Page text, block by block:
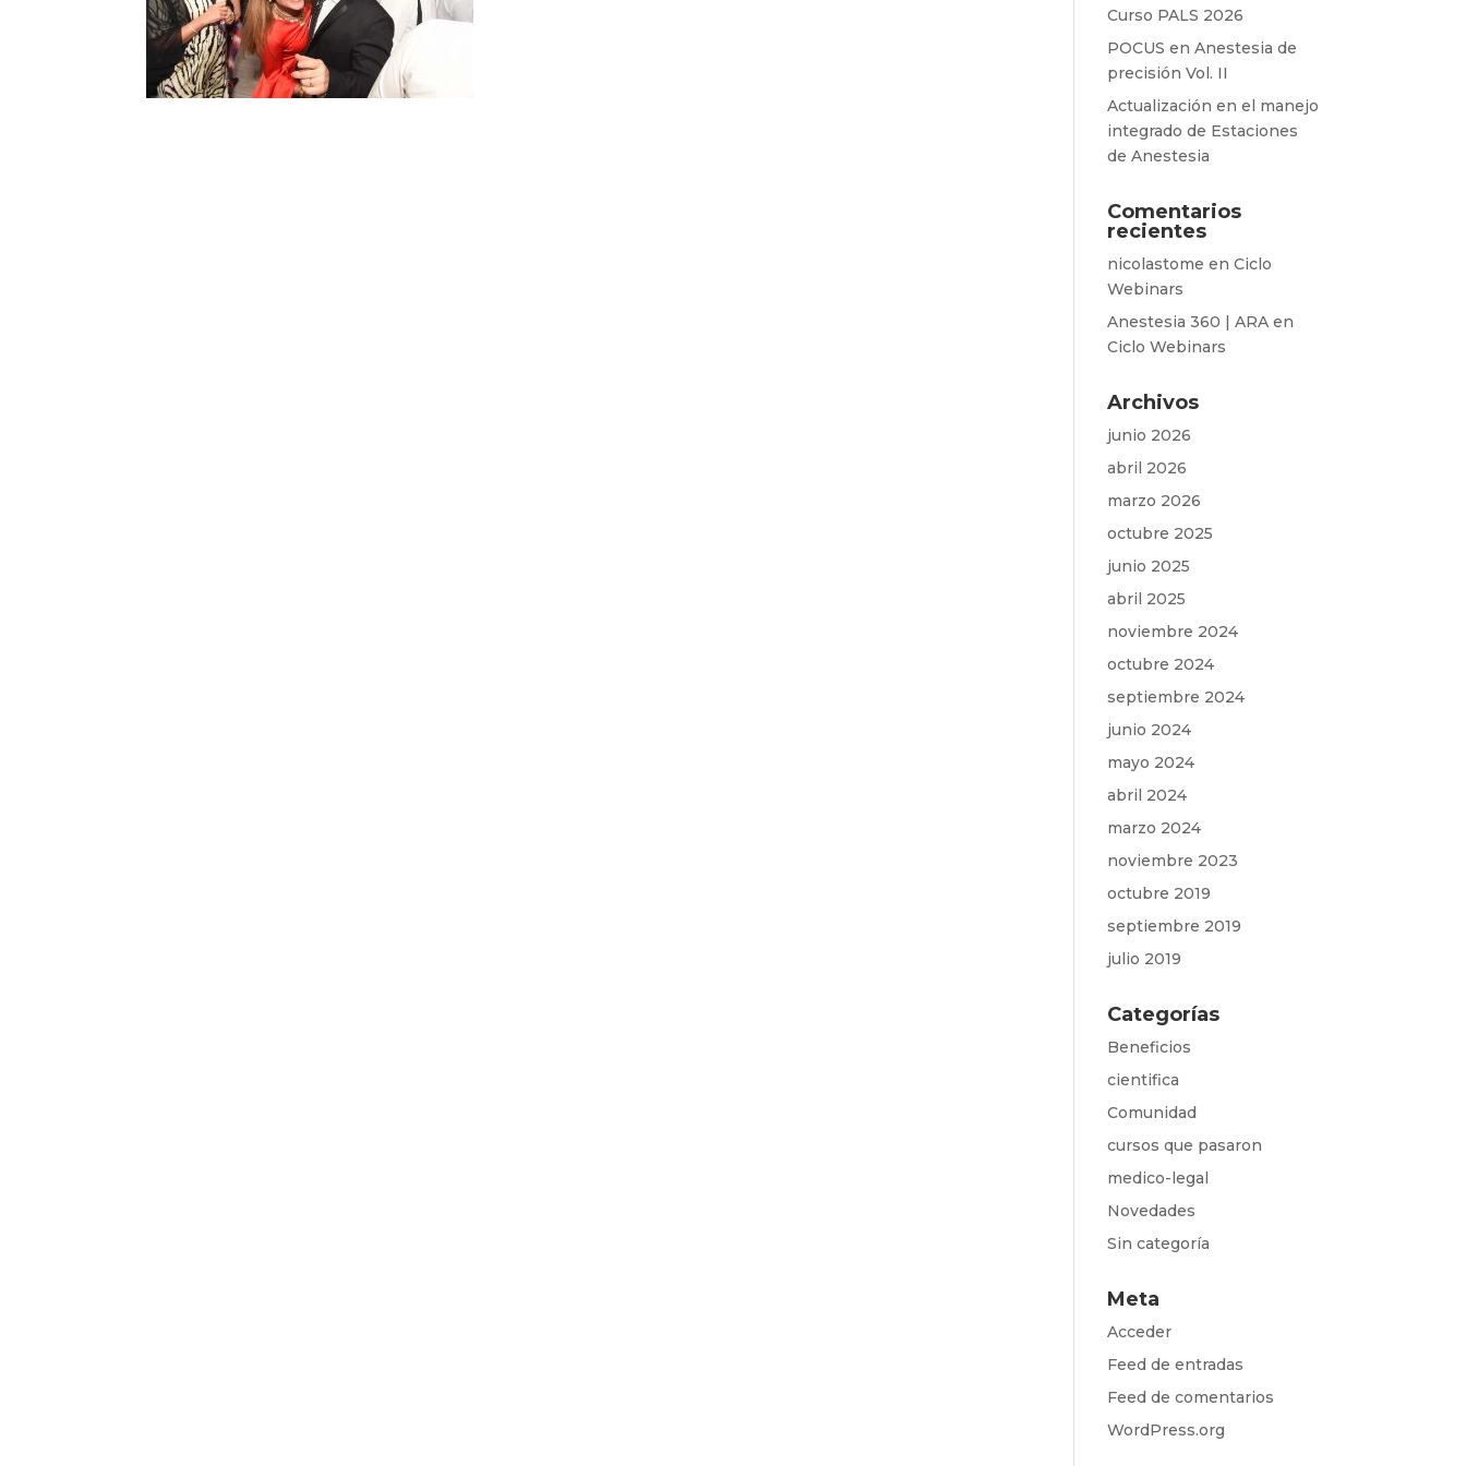
Curso PALS 2026
POCUS en Anestesia de
precisión Vol. II
Actualización en el manejo
integrado de Estaciones
de Anestesia
Comentarios
recientes
nicolastome enCiclo
Webinars
Anestesia 360 | ARA en
Ciclo Webinars
Archivos
junio 2026
abril 2026
marzo 2026
octubre 2025
junio 2025
abril 2025
noviembre 2024
octubre 2024
septiembre 2024
junio 2024
mayo 2024
abril 2024
marzo 2024
noviembre 2023
octubre 2019
septiembre 2019
julio 2019
Categorías
Beneficios
cientifica
Comunidad
cursos que pasaron
medico-legal
Novedades
Sin categoría
Meta
Acceder
Feed de entradas
Feed de comentarios
WordPress.org